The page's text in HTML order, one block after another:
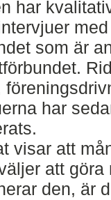
har
som är
har
visar att
att
den, är